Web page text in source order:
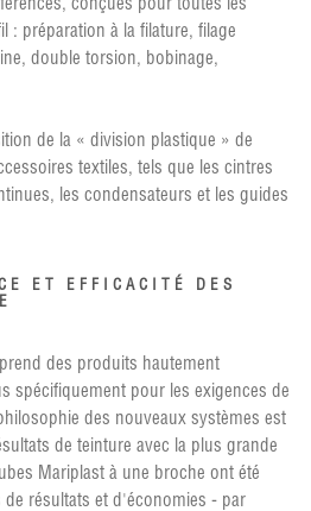
conçues pour toutes les
: préparation à la filature, filage
double torsion, bobinage,
de la « division plastique » de
textiles, tels que les cintres
les condensateurs et les guides
ET EFFICACITÉ DES
des produits hautement
spécifiquement pour les exigences de
des nouveaux systèmes est
de teinture avec la plus grande
Mariplast à une broche ont été
de résultats et d'économies - par